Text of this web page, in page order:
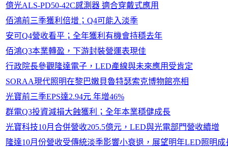
億光ALS-PD50-42C感測器 適合穿戴式應用
佰鴻前三季獲利倍增；Q4可能入淡季
安可Q4營收看平；全年獲利有機會持穩去年
佰鴻Q3本業轉盈，下游封裝營運表現佳
行政院長參觀隆達電子，LED產線與未來應用受肯定
SORAA現代照明在黎巴嫩貝魯特瑟索克博物館亮相
光寶前三季EPS達2.94元 年增46%
群電Q3投資減損大蝕獲利；全年本業穩健成長
光寶科技10月合併營收205.5億元，LED與光電部門營收續增
隆達10月份營收受傳統淡季影響小衰退，展望明年LED照明成